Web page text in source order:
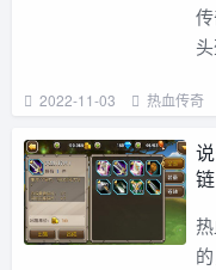
2022-11-03 热血传奇